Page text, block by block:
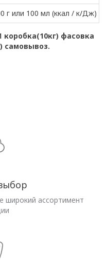
г или 100 мл (ккал / к/Дж)
фасовка
самовывоз.
широкий ассортимент